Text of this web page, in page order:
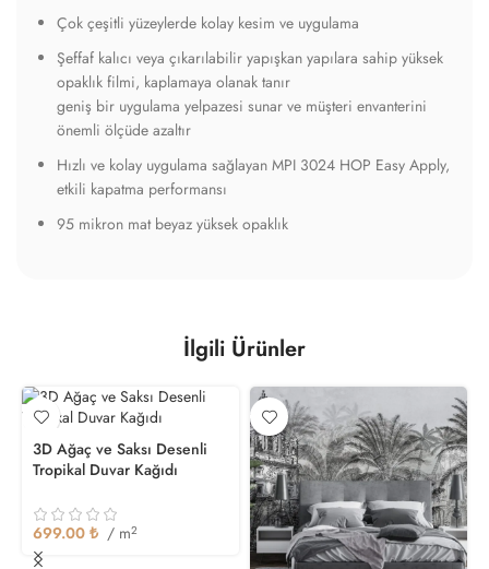
Çok çeşitli yüzeylerde kolay kesim ve uygulama
Şeffaf kalıcı veya çıkarılabilir yapışkan yapılara sahip yüksek
opaklık filmi, kaplamaya olanak tanır
geniş bir uygulama yelpazesi sunar ve müşteri envanterini
önemli ölçüde azaltır
Hızlı ve kolay uygulama sağlayan MPI 3024 HOP Easy Apply,
etkili kapatma performansı
95 mikron mat beyaz yüksek opaklık
İlgili Ürünler
3D Ağaç ve Saksı Desenli
Tropikal Duvar Kağıdı
699.00 ₺ / m2